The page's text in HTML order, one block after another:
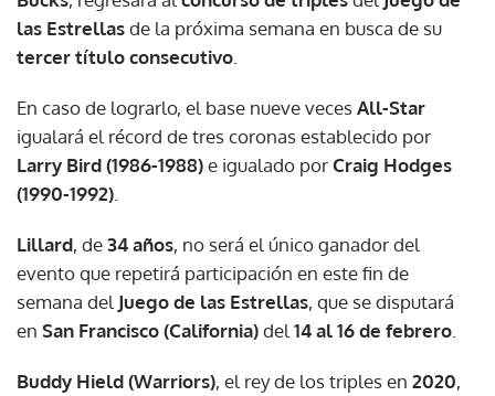
las Estrellasde la próxima semana en busca de su
tercer título consecutivo
En caso de lograrlo, el base nueve vecesAll-Star
igualará el récord de tres coronas establecido por
Larry Bird (1986-1988)e igualado porCraig Hodges
(1990-1992)
Lillard, de34 años, no será el único ganador del
evento que repetirá participación en este fin de
semana del Juego de las Estrellas, que se disputará
en San Francisco (California)del 14 al 16 de febrero
Buddy Hield (Warriors), el rey de los triples en 2020,